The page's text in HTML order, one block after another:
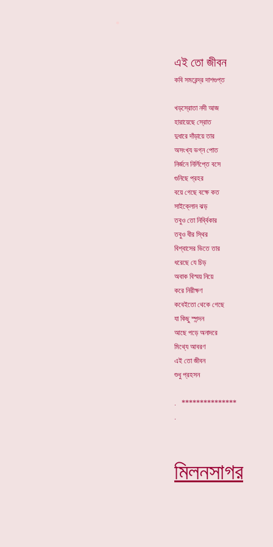
এই তো জীবন
কবি সমরেন্দ্র দাশগুপ্ত
খড়স্রোতা নদী আজ
হারায়েছে স্রোত
দুধারে দাঁড়ায়ে তার
অসংখ্য ভগ্ন পোত
নির্জনে নির্লিপ্তে বসে
গুনিছে প্রহর
বয়ে গেছে বক্ষে কত
সাইক্লোন ঝড়
তবুও তো নির্ব্বিকার
তবুও ধীর স্থির
বিশ্বাসের ভিতে তার
ধরেছে যে চিড়
অবাক বিস্ময় নিয়ে
করে নিরীক্ষণ
কবেইতো থেকে গেছে
যা কিছু স্পন্দন
আছে পড়ে অনাদরে
মিথ্যে আবরণ
এই তো জীবন
শুধু প্রহসন
. ***************
মিলনসাগর